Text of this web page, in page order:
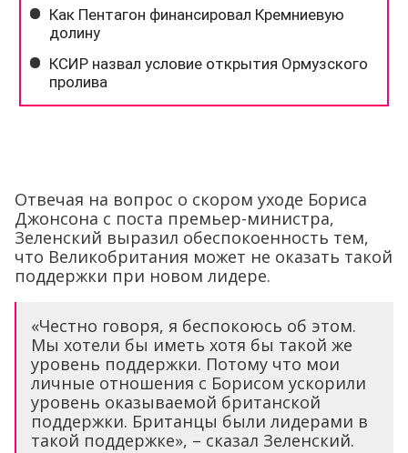
Отвечая на вопрос о скором уходе Бориса
Джонсона с поста премьер-министра,
Зеленский выразил обеспокоенность тем,
что Великобритания может не оказать такой
поддержки при новом лидере.
«Честно говоря, я беспокоюсь об этом.
Мы хотели бы иметь хотя бы такой же
уровень поддержки. Потому что мои
личные отношения с Борисом ускорили
уровень оказываемой британской
поддержки. Британцы были лидерами в
такой поддержке», – сказал Зеленский.